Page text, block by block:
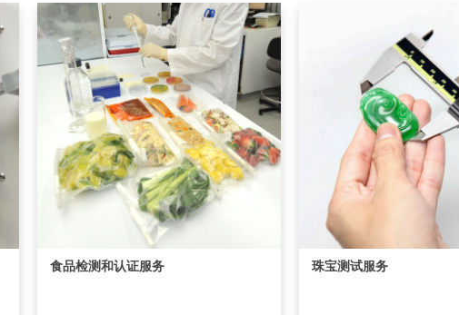
食品检测和认证服务 珠宝测试服务